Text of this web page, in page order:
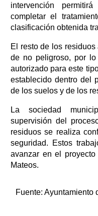
intervención
completar el
clasificación obtenida
El resto de los
de no peligroso, por
autorizado para este
establecido dentro del
de los suelos y de los
La sociedad
supervisión del
residuos se realiza
seguridad. Estos
avanzar en el
Mateos.
Fuente: Ayuntamiento